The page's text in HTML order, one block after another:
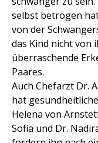
selbst betrogen
von der
das Kind nicht von
überraschende
Paares.
Auch Chefarzt Dr.
hat
Helena von
Sofia und Dr.